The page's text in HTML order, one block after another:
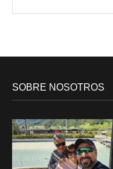
SOBRE NOSOTROS